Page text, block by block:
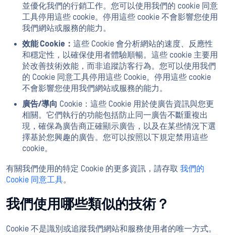
並優化我們的行銷工作。您可以使用我們的 cookie 同意
工具停用這些 cookie。停用這些 cookie 不會影響您使用
我們網站或服務的能力。
效能 Cookie： 這些 Cookie 會分析網站的速度、反應性
和穩定性，以確保使用者體驗順暢。這些 cookie 主要用
於改善技術效能，而非追蹤訪客行為。您可以使用我們
的 Cookie 同意工具停用這些 Cookie。停用這些 cookie
不會影響您使用我們網站或服務的能力。
廣告/導向 Cookie：這些 Cookie 用於使廣告資訊與您更
相關。它們執行的功能包括防止同一廣告不斷重複出
現，確保為廣告商正確顯示廣告，以及在某些情況下選
擇基於您興趣的廣告。您可以按照以下規定禁用這些
cookie。
有關我們使用的特定 Cookie 的更多資訊，請存取 我們的
Cookie 同意工具。
我們使用哪些類似的技術？
Cookie 不是識別或追蹤我們網站和服務使用者的唯一方式。